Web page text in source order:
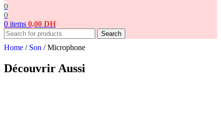
0
0
0 items 0,00 DH
Search
Home / Son / Microphone
Découvrir Aussi